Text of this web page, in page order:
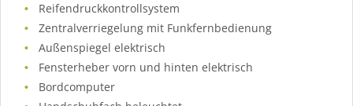
Reifendruckkontrollsystem
Zentralverriegelung mit Funkfernbedienung
Außenspiegel elektrisch
Fensterheber vorn und hinten elektrisch
Bordcomputer